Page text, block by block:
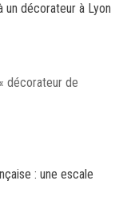
un décorateur à Lyon
décorateur de
: une escale